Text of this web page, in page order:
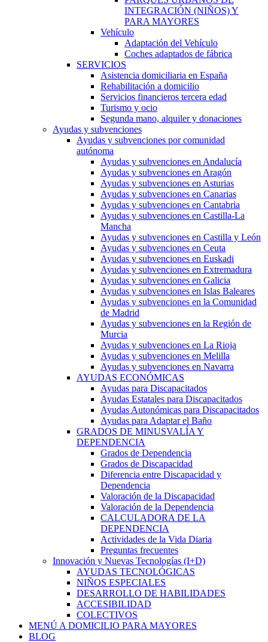
INTEGRACIÓN (NIÑOS) Y
PARA MAYORES
Vehículo
Adaptación del Vehículo
Coches adaptados de fábrica
SERVICIOS
Asistencia domiciliaria en España
Rehabilitación a domicilio
Servicios financieros tercera edad
Turismo y ocio
Segunda mano, alquiler y donaciones
Ayudas y subvenciones
Ayudas y subvenciones por comunidad
autónoma
Ayudas y subvenciones en Andalucía
Ayudas y subvenciones en Aragón
Ayudas y subvenciones en Asturias
Ayudas y subvenciones en Canarias
Ayudas y subvenciones en Cantabria
Ayudas y subvenciones en Castilla-La
Mancha
Ayudas y subvenciones en Castilla y León
Ayudas y subvenciones en Ceuta
Ayudas y subvenciones en Euskadi
Ayudas y subvenciones en Extremadura
Ayudas y subvenciones en Galicia
Ayudas y subvenciones en Islas Baleares
Ayudas y subvenciones en la Comunidad
de Madrid
Ayudas y subvenciones en la Región de
Murcia
Ayudas y subvenciones en La Rioja
Ayudas y subvenciones en Melilla
Ayudas y subvenciones en Navarra
AYUDAS ECONÓMICAS
Ayudas para Discapacitados
Ayudas Estatales para Discapacitados
Ayudas Autonómicas para Discapacitados
Ayudas para Adaptar el Baño
GRADOS DE MINUSVALÍA Y
DEPENDENCIA
Grados de Dependencia
Grados de Discapacidad
Diferencia entre Discapacidad y
Dependencia
Valoración de la Discapacidad
Valoración de la Dependencia
CALCULADORA DE LA
DEPENDENCIA
Actividades de la Vida Diaria
Preguntas frecuentes
Innovación y Nuevas Tecnologías (I+D)
AYUDAS TECNOLÓGICAS
NIÑOS ESPECIALES
DESARROLLO DE HABILIDADES
ACCESIBILIDAD
COLECTIVOS
MENÚ A DOMICILIO PARA MAYORES
BLOG